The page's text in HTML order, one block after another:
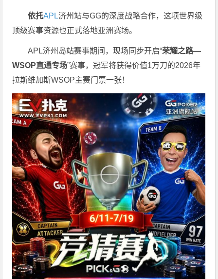
依托APL济州站与GG的深度战略合作，这项世界级
顶级赛事资源也正式落地亚洲赛场。
APL济州岛站赛事期间，现场同步开启“荣耀之路—
WSOP直通专场”赛事，冠军将获得价值1万刀的2026年
拉斯维加斯WSOP主赛门票一张！